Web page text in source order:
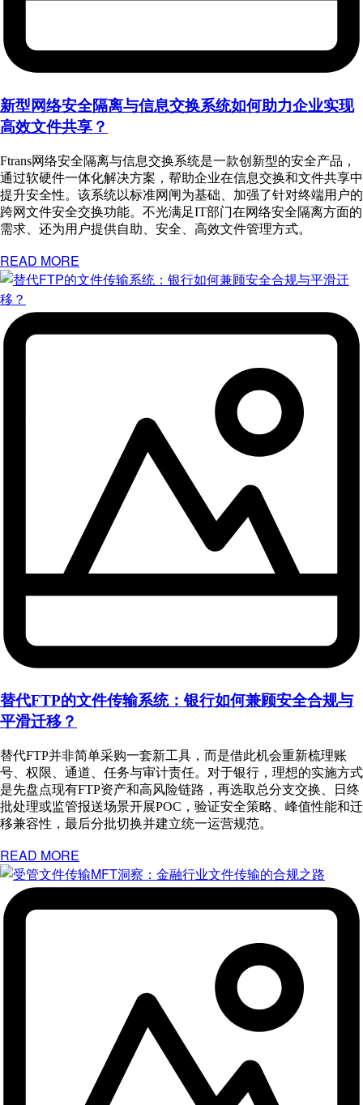
新型网络安全隔离与信息交换系统如何助力企业实现
高效文件共享？
Ftrans网络安全隔离与信息交换系统是一款创新型的安全产品，
通过软硬件一体化解决方案，帮助企业在信息交换和文件共享中
提升安全性。该系统以标准网闸为基础、加强了针对终端用户的
跨网文件安全交换功能。不光满足IT部门在网络安全隔离方面的
需求、还为用户提供自助、安全、高效文件管理方式。
READ MORE
替代FTP的文件传输系统：银行如何兼顾安全合规与
平滑迁移？
替代FTP并非简单采购一套新工具，而是借此机会重新梳理账
号、权限、通道、任务与审计责任。对于银行，理想的实施方式
是先盘点现有FTP资产和高风险链路，再选取总分支交换、日终
批处理或监管报送场景开展POC，验证安全策略、峰值性能和迁
移兼容性，最后分批切换并建立统一运营规范。
READ MORE